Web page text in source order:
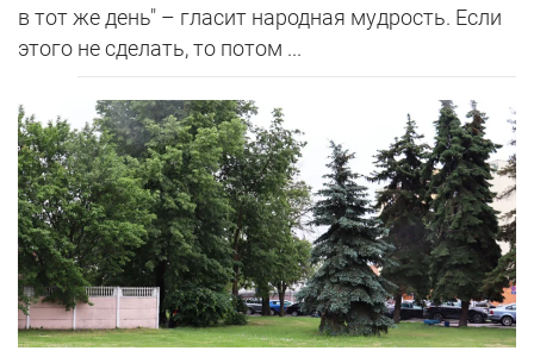
в тот же день" – гласит народная мудрость. Если
этого не сделать, то потом ...